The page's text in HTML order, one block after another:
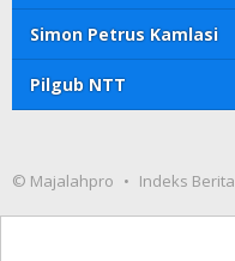
Simon Petrus Kamlasi
Pilgub NTT
© Majalahpro Indeks Berita